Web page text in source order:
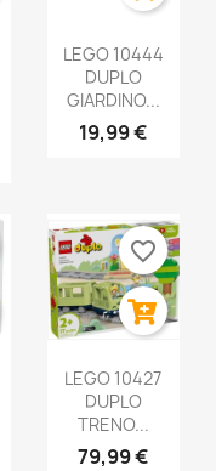
LEGO 10444
DUPLO
GIARDINO...
19,99 €
LEGO 10427
DUPLO
TRENO...
79,99 €
favorite_border